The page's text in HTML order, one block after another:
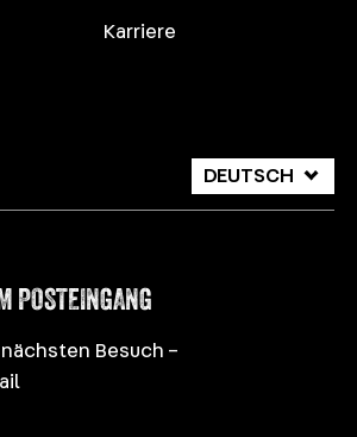
Karriere
DEUTSCH
ITALIANO
POSTEINGANG
Besuch –